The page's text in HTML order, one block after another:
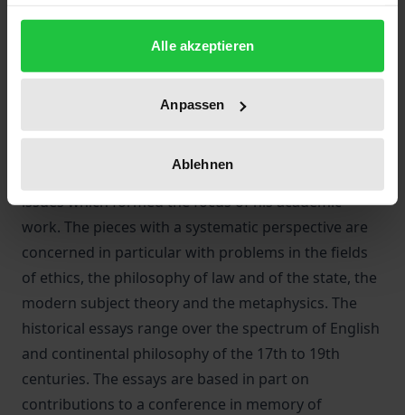
gesammelt haben.
Alle akzeptieren
Anpassen
Ablehnen
englische und kontinentale Philosophie des 17. bis
19. Jahrhunderts. Die Beiträge gehen zum Teil auf
ein Gedenkkolloquium zu Ehren von Wolfgang H.
Schrader zurück, das im Jahre 2002 an der
issues which formed the focus of his academic
work. The pieces with a systematic perspective are
concerned in particular with problems in the fields
of ethics, the philosophy of law and of the state, the
modern subject theory and the metaphysics. The
historical essays range over the spectrum of English
and continental philosophy of the 17th to 19th
centuries. The essays are based in part on
contributions to a conference in memory of